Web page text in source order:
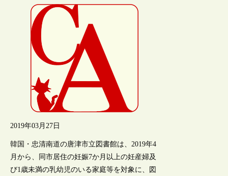
2019年03月27日
韓国・忠清南道の唐津市立図書館は、2019年4
月から、同市居住の妊娠7か月以上の妊産婦及
び1歳未満の乳幼児のいる家庭等を対象に、図